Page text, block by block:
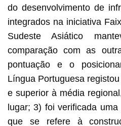
do desenvolvimento de
integrados na iniciativa
Sudeste Asiático
comparação com as
pontuação e o
Língua Portuguesa
e superior à média
lugar; 3) foi verificada
que se refere à